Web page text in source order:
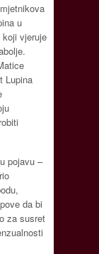
u
vjeruje
Lupina
pojavu –
da bi
za susret